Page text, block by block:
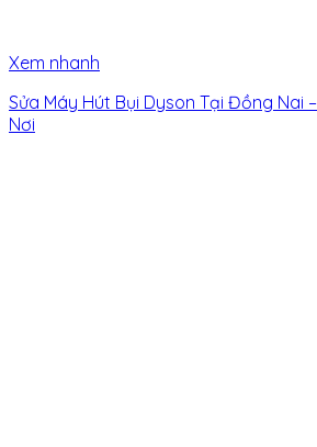
Xem nhanh
Sửa Máy Hút Bụi Dyson Tại Đồng Nai –
Nơi